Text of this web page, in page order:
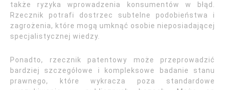
także ryzyka wprowadzenia konsumentów w błąd.
Rzecznik potrafi dostrzec subtelne podobieństwa i
zagrożenia, które mogą umknąć osobie nieposiadającej
specjalistycznej wiedzy.
Ponadto, rzecznik patentowy może przeprowadzić
bardziej szczegółowe i kompleksowe badanie stanu
prawnego, które wykracza poza standardowe